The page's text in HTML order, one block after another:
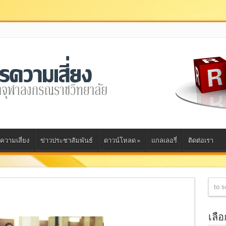
วามเสี่ยง ข่าวประชาสัมพันธ์ ดาวน์โหลด » แกลเลอรี่ ติดต่อเรา
เลื